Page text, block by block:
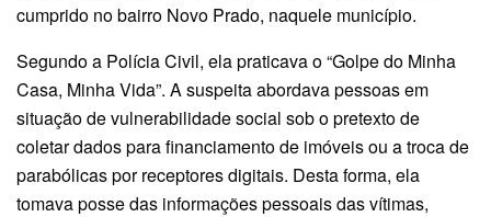
cumprido no bairro Novo Prado, naquele município.
Segundo a Polícia Civil, ela praticava o “Golpe do Minha
Casa, Minha Vida”. A suspeita abordava pessoas em
situação de vulnerabilidade social sob o pretexto de
coletar dados para financiamento de imóveis ou a troca de
parabólicas por receptores digitais. Desta forma, ela
tomava posse das informações pessoais das vítimas,